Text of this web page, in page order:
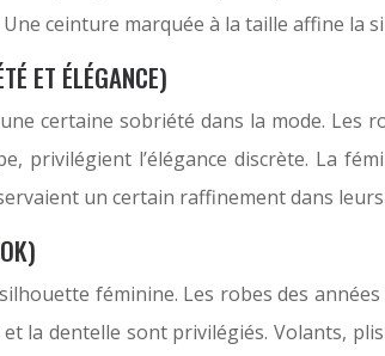
ceinture marquée à la taille affine la
ET ÉLÉGANCE)
certaine sobriété dans la mode.
privilégient l’élégance discrète. La
un certain raffinement dans
féminine. Les robes des
la dentelle sont privilégiés. Volants,